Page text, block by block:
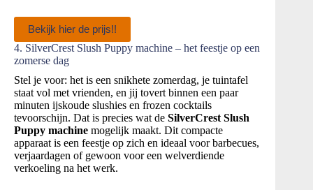
Bekijk hier de prijs!!
4. SilverCrest Slush Puppy machine – het feestje op een
zomerse dag
Stel je voor: het is een snikhete zomerdag, je tuintafel
staat vol met vrienden, en jij tovert binnen een paar
minuten ijskoude slushies en frozen cocktails
tevoorschijn. Dat is precies wat de SilverCrest Slush
Puppy machine mogelijk maakt. Dit compacte
apparaat is een feestje op zich en ideaal voor barbecues,
verjaardagen of gewoon voor een welverdiende
verkoeling na het werk.